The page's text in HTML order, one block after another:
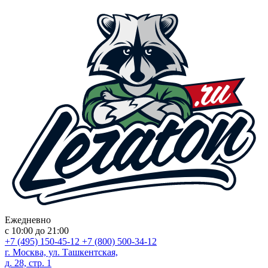
Ежедневно
с 10:00 до 21:00
+7 (495) 150-45-12 +7 (800) 500-34-12
г. Москва, ул. Ташкентская,
д. 28, стр. 1